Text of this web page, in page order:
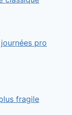
pro
fragile